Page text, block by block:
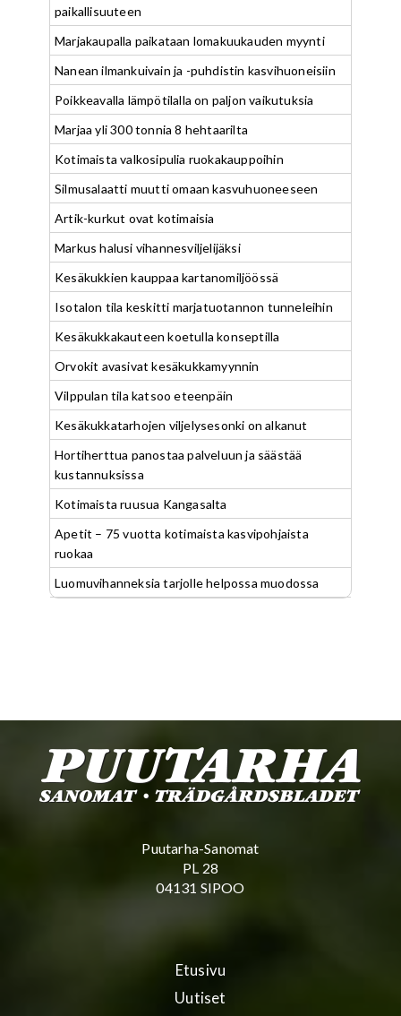
paikallisuuteen
Marjakaupalla paikataan lomakuukauden myynti
Nanean ilmankuivain ja -puhdistin kasvihuoneisiin
Poikkeavalla lämpötilalla on paljon vaikutuksia
Marjaa yli 300 tonnia 8 hehtaarilta
Kotimaista valkosipulia ruokakauppoihin
Silmusalaatti muutti omaan kasvuhuoneeseen
Artik-kurkut ovat kotimaisia
Markus halusi vihannesviljelijäksi
Kesäkukkien kauppaa kartanomiljöössä
Isotalon tila keskitti marjatuotannon tunneleihin
Kesäkukkakauteen koetulla konseptilla
Orvokit avasivat kesäkukkamyynnin
Vilppulan tila katsoo eteenpäin
Kesäkukkatarhojen viljelysesonki on alkanut
Hortiherttua panostaa palveluun ja säästää
kustannuksissa
Kotimaista ruusua Kangasalta
Apetit – 75 vuotta kotimaista kasvipohjaista
ruokaa
Luomuvihanneksia tarjolle helpossa muodossa
Puutarha-Sanomat
PL 28
04131 SIPOO
Etusivu
Uutiset